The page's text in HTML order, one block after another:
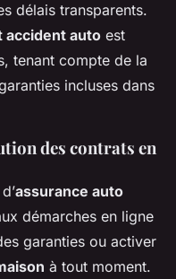
délais transparents.
accident auto est
tenant compte de la
incluses dans
des contrats en
assurance auto
démarches en ligne
garanties ou activer
à tout moment.